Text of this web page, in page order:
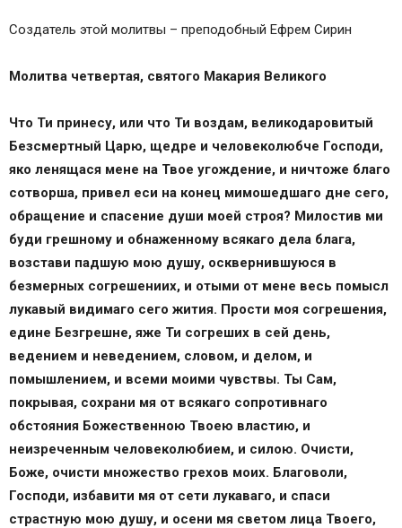
Создатель этой молитвы – преподобный Ефрем Сирин
Молитва четвертая, святого Макария Великого
Что Ти принесу, или что Ти воздам, великодаровитый
Безсмертный Царю, щедре и человеколюбче Господи,
яко ленящася мене на Твое угождение, и ничтоже благо
сотворша, привел еси на конец мимошедшаго дне сего,
обращение и спасение души моей строя? Милостив ми
буди грешному и обнаженному всякаго дела блага,
возстави падшую мою душу, осквернившуюся в
безмерных согрешениих, и отыми от мене весь помысл
лукавый видимаго сего жития. Прости моя согрешения,
едине Безгрешне, яже Ти согреших в сей день,
ведением и неведением, словом, и делом, и
помышлением, и всеми моими чувствы. Ты Сам,
покрывая, сохрани мя от всякаго сопротивнаго
обстояния Божественною Твоею властию, и
неизреченным человеколюбием, и силою. Очисти,
Боже, очисти множество грехов моих. Благоволи,
Господи, избавити мя от сети лукаваго, и спаси
страстную мою душу, и осени мя светом лица Твоего,